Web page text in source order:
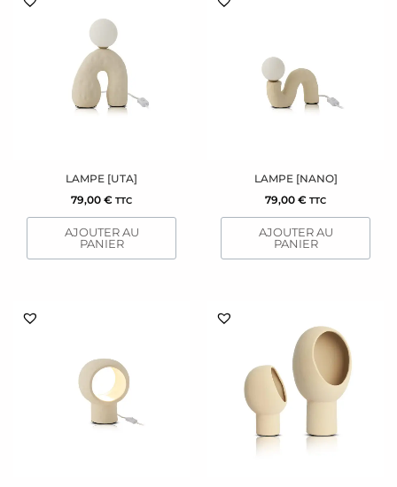
LAMPE [UTA]
79,00 € TTC
AJOUTER AU
PANIER
LAMPE [NANO]
79,00 € TTC
AJOUTER AU
PANIER
produit
a
plusieurs
variations.
Les
peuvent